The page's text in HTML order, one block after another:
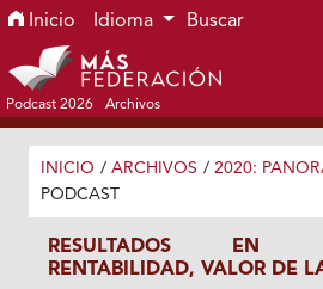
Ir al menú de navegación principal
Ir al contenido principal
Ir al pie de página del sitio
Inicio Idioma Buscar
Podcast 2026 Archivos
INICIO / ARCHIVOS / 2020:
PODCAST
RESULTADOS EN
RENTABILIDAD, VALOR DE